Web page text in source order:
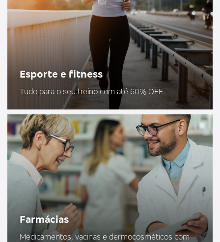
Esporte e fitness
Tudo para o seu treino com até 60% OFF.
Farmácias
Medicamentos, vacinas e dermocosméticos com